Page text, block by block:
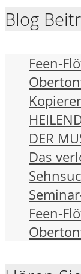
Blog
Feen-
DER
Das
Feen-